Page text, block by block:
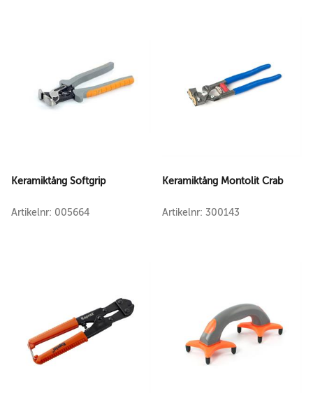
Keramiktång Softgrip
Artikelnr: 005664
Keramiktång Montolit Crab
Artikelnr: 300143